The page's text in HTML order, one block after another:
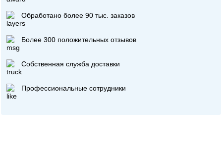
Обработано более 90 тыс. заказов
Более 300 положительных отзывов
Собственная служба доставки
Профессиональные сотрудники